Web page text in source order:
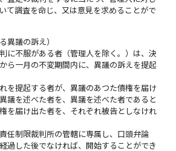
て調査を命じ、又は意見を求めることがで
異議の訴え）
に不服がある者（管理人を除く。）は、決
ら一月の不変期間内に、異議の訴えを提起
を提起する者が、異議のあつた債権を届け
議を述べた者を、異議を述べた者であると
を届け出た者を、それぞれ被告としなけれ
任制限裁判所の管轄に専属し、口頭弁論
過した後でなければ、開始することができ